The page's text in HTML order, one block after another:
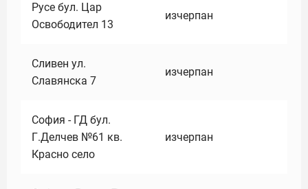
Русе бул. Цар
Освободител 13
изчерпан
Сливен ул.
Славянска 7
изчерпан
София - ГД бул.
Г.Делчев №61 кв.
Красно село
изчерпан